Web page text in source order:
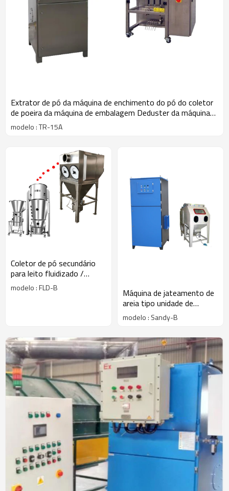
Extrator de pó da máquina de enchimento do pó do coletor
de poeira da máquina de embalagem Deduster da máquina
de envolvimento do fluxo
modelo : TR-15A
Coletor de pó secundário
para leito fluidizado /
máquina de secagem
modelo : FLD-B
Máquina de jateamento de
areia tipo unidade de
sucção extração de poeira
tipo coletor de jato
modelo : Sandy-B